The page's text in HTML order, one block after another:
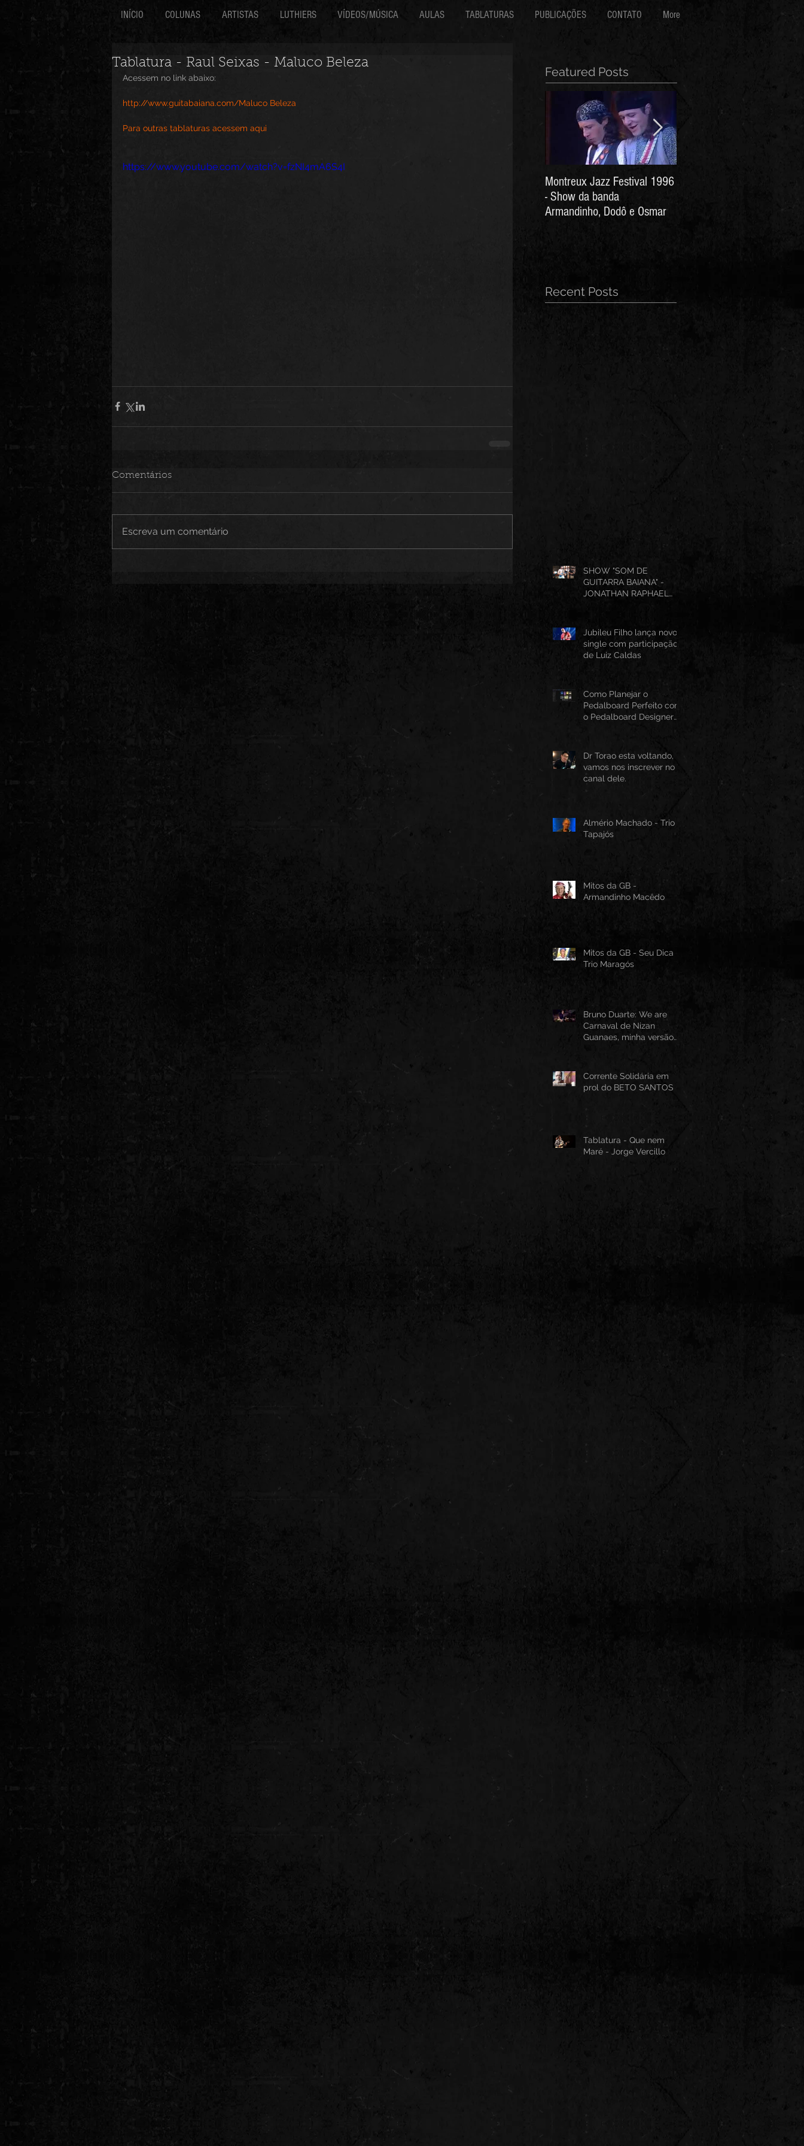
INÍCIO COLUNAS ARTISTAS LUTHIERS VÍDEOS/MÚSICA AULAS TABLATURAS PUBLICAÇÕES CONTATO More
Tablatura - Raul Seixas - Maluco Beleza
Acessem no link abaixo:
http://www.guitabaiana.com/Maluco Beleza
Para outras tablaturas acessem aqui
https://www.youtube.com/watch?v=fzNI4mA6S4I
Comentários
Escreva um comentário
Featured Posts
Montreux Jazz Festival 1996
- Show da banda
Armandinho, Dodô e Osmar
Recent Posts
SHOW "SOM DE
GUITARRA BAIANA" -
JONATHAN RAPHAEL
Jubileu Filho lança novo
single com participação
de Luiz Caldas
Como Planejar o
Pedalboard Perfeito com
o Pedalboard Designer
Dr Torao esta voltando,
vamos nos inscrever no
canal dele.
Almério Machado - Trio
Tapajós
Mitos da GB -
Armandinho Macêdo
Mitos da GB - Seu Dica -
Trio Maragós
Bruno Duarte: We are
Carnaval de Nizan
Guanaes, minha versão
Corrente Solidária em
prol do BETO SANTOS
Tablatura - Que nem
Maré - Jorge Vercillo